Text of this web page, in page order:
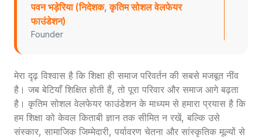
पवन भड़ेरिया (निदेशक, कृतिम सोशल वेलफेयर
फाउंडेशन)
Founder
मेरा दृढ़ विश्वास है कि शिक्षा ही समाज परिवर्तन की सबसे मजबूत नींव
है। जब बेटियाँ शिक्षित होती हैं, तो पूरा परिवार और समाज आगे बढ़ता
है। कृतिम सोशल वेलफेयर फाउंडेशन के माध्यम से हमारा प्रयास है कि
हम शिक्षा को केवल किताबी ज्ञान तक सीमित न रखें, बल्कि उसे
संस्कार, सामाजिक जिम्मेदारी, पर्यावरण चेतना और सांस्कृतिक मूल्यों से